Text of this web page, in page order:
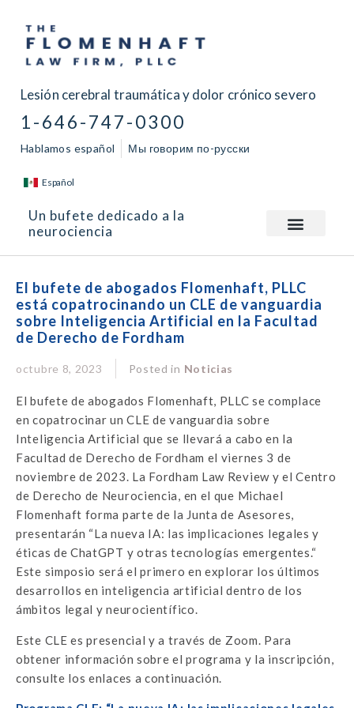
Lesión cerebral traumática y dolor crónico severo
1-646-747-0300
Hablamos español Мы говорим по-русски
Español
Un bufete dedicado a la
neurociencia
El bufete de abogados Flomenhaft, PLLC
está copatrocinando un CLE de vanguardia
sobre Inteligencia Artificial en la Facultad
de Derecho de Fordham
octubre 8, 2023 Posted in Noticias
El bufete de abogados Flomenhaft, PLLC se complace
en copatrocinar un CLE de vanguardia sobre
Inteligencia Artificial que se llevará a cabo en la
Facultad de Derecho de Fordham el viernes 3 de
noviembre de 2023. La Fordham Law Review y el Centro
de Derecho de Neurociencia, en el que Michael
Flomenhaft forma parte de la Junta de Asesores,
presentarán “La nueva IA: las implicaciones legales y
éticas de ChatGPT y otras tecnologías emergentes.“
Este simposio será el primero en explorar los últimos
desarrollos en inteligencia artificial dentro de los
ámbitos legal y neurocientífico.
Este CLE es presencial y a través de Zoom. Para
obtener información sobre el programa y la inscripción,
consulte los enlaces a continuación.